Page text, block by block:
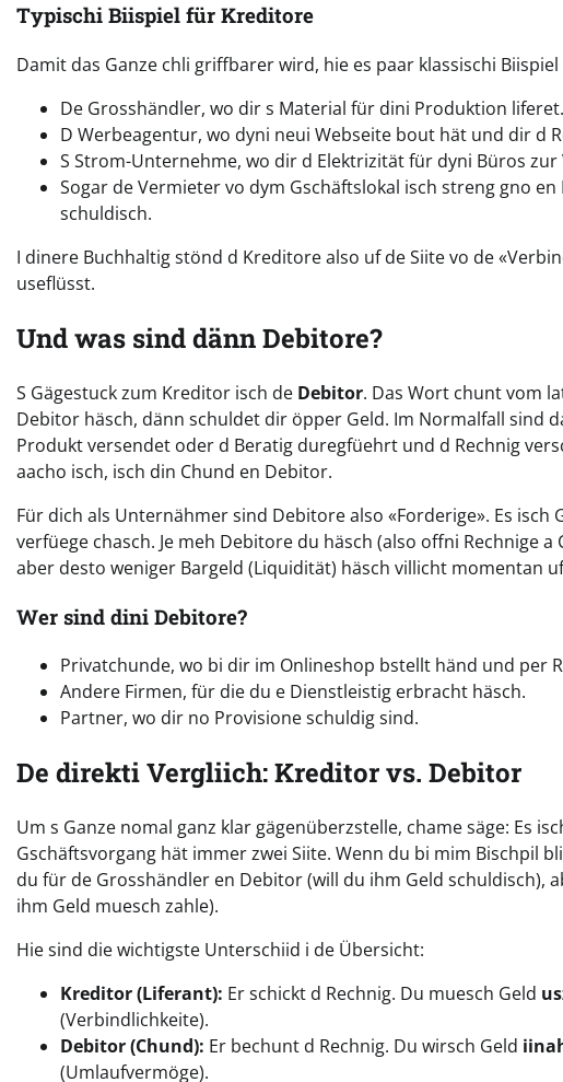
Typischi Biispiel für Kreditore
Damit das Ganze chli griffbarer wird, hie es paar klassischi
De Grosshändler, wo dir s Material für dini Produktion liferet.
D Werbeagentur, wo dyni neui Webseite bout hät und dir d
S Strom-Unternehme, wo dir d Elektrizität für dyni Büros zur
Sogar de Vermieter vo dym Gschäftslokal isch streng gno
schuldisch.
I dinere Buchhaltig stönd d Kreditore also uf de Siite vo de
useflüsst.
Und was sind dänn Debitore?
S Gägestuck zum Kreditor isch de Debitor. Das Wort chunt vom
Debitor häsch, dänn schuldet dir öpper Geld. Im Normalfall sind
Produkt versendet oder d Beratig duregfüehrt und d Rechnig
aacho isch, isch din Chund en Debitor.
Für dich als Unternähmer sind Debitore also «Forderige». Es
verfüege chasch. Je meh Debitore du häsch (also offni Rechnige
aber desto weniger Bargeld (Liquidität) häsch villicht momentan
Wer sind dini Debitore?
Privatchunde, wo bi dir im Onlineshop bstellt händ und per
Andere Firmen, für die du e Dienstleistig erbracht häsch.
Partner, wo dir no Provisione schuldig sind.
De direkti Vergliich: Kreditor vs. Debitor
Um s Ganze nomal ganz klar gägenüberzstelle, chame säge: Es
Gschäftsvorgang hät immer zwei Siite. Wenn du bi mim Bischpil
du für de Grosshändler en Debitor (will du ihm Geld schuldisch),
ihm Geld muesch zahle).
Hie sind die wichtigste Unterschiid i de Übersicht:
Kreditor (Liferant): Er schickt d Rechnig. Du muesch Geld
(Verbindlichkeite).
Debitor (Chund): Er bechunt d Rechnig. Du wirsch Geld
(Umlaufvermöge).